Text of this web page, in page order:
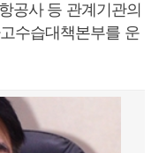
공사 등 관계기관의
수습대책본부를 운